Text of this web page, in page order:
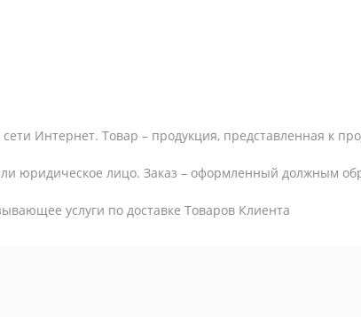
Интернет. Товар – продукция, представленная к
юридическое лицо. Заказ – оформленный должным
услуги по доставке Товаров Клиента